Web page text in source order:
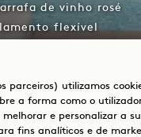
de vinho rosé
flexível
parceiros) utilizamos
a forma como o
melhorar e personalizar a
fins analíticos e de